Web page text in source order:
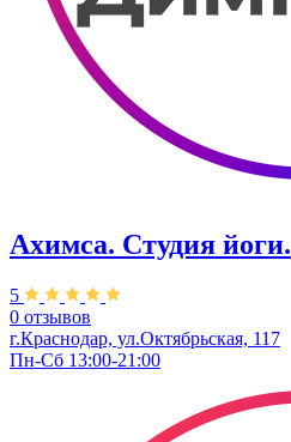
Ахимса. Студия йоги.
5
0 отзывов
г.Краснодар, ул.Октябрьская, 117
Пн-Сб 13:00-21:00